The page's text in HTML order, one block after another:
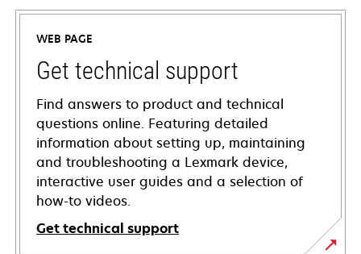
WEB PAGE
Get technical support
Find answers to product and technical
questions online. Featuring detailed
information about setting up, maintaining
and troubleshooting a Lexmark device,
interactive user guides and a selection of
how-to videos.
Get technical support